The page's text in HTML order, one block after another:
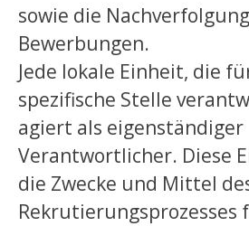
sowie die
Bewerbungen.
Jede lokale Einheit, die
spezifische Stelle
agiert als eigenständiger
Verantwortlicher. Diese
die Zwecke und Mittel
Rekrutierungsprozesses